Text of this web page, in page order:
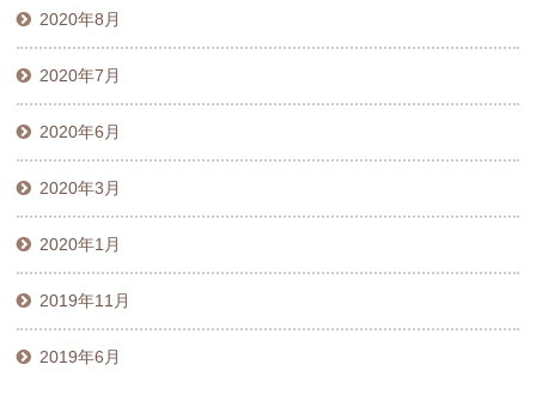
2020年8月
2020年7月
2020年6月
2020年3月
2020年1月
2019年11月
2019年6月